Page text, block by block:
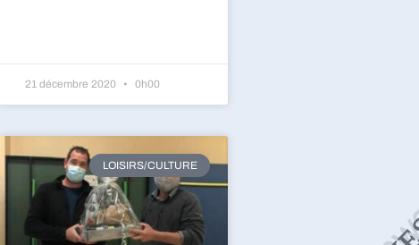
21 décembre 2020 0h00
LOISIRS/CULTURE